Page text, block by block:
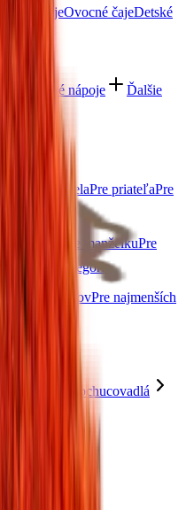
Bylinné čajeOvocné čajeDetské
Ostatné nápoje
Ďalšie
Pre manželaPre priateľaPre
Pre manželkuPre
Ďalšie kategórie
Pre teenagerovPre najmenších
Sladidlá a dochucovadlá